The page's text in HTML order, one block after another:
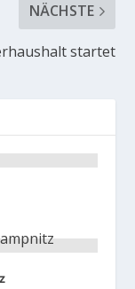
NÄCHSTE
startet